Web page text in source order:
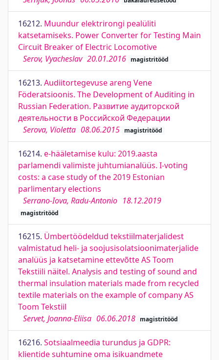
16212. Muundur elektrirongi pealüliti
katsetamiseks. Power Converter for Testing Main
Circuit Breaker of Electric Locomotive
Serov, Vyacheslav 20.01.2016 magistritööd
16213. Audiitortegevuse areng Vene
Föderatsioonis. The Development of Auditing in
Russian Federation. Развитие аудиторской
деятельности в Российской Федерации
Serova, Violetta 08.06.2015 magistritööd
16214. e-hääletamise kulu: 2019.aasta
parlamendi valimiste juhtumianalüüs. I-voting
costs: a case study of the 2019 Estonian
parlimentary elections
Serrano-Iova, Radu-Antonio 18.12.2019
magistritööd
16215. Ümbertöödeldud tekstiilmaterjalidest
valmistatud heli- ja soojusisolatsioonimaterjalide
analüüs ja katsetamine ettevõtte AS Toom
Tekstiili näitel. Analysis and testing of sound and
thermal insulation materials made from recycled
textile materials on the example of company AS
Toom Tekstiil
Servet, Joanna-Eliisa 06.06.2018 magistritööd
16216. Sotsiaalmeedia turundus ja GDPR:
klientide suhtumine oma isikuandmete